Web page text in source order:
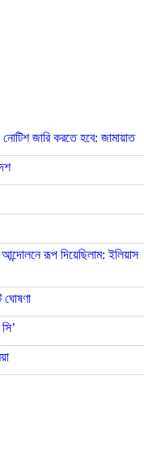
নোটিশ জারি করতে হবে: জামায়াত
রূপ দিয়েছিলাম: ইলিয়াস
ঘোষণা